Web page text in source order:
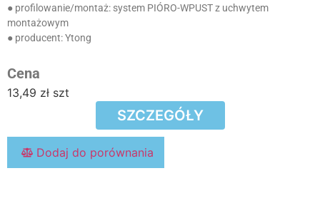
● profilowanie/montaż: system PIÓRO-WPUST z uchwytem
montażowym
● producent:Ytong
Cena
13,49 zł szt
SZCZEGÓŁY
Dodaj do porównania